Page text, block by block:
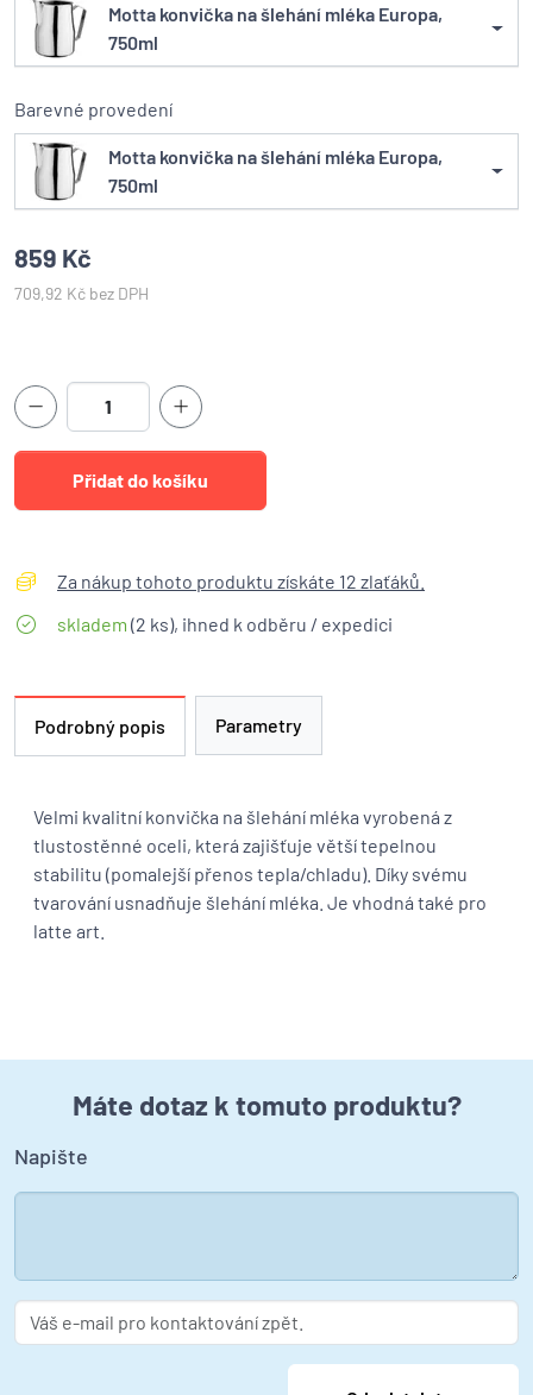
Motta konvička na šlehání mléka Europa,
750ml
Barevné provedení
Motta konvička na šlehání mléka Europa,
750ml
859 Kč
709,92 Kč bez DPH
Za nákup tohoto produktu získáte 12 zlaťáků.
skladem (2 ks), ihned k odběru / expedici
Podrobný popis Parametry
Velmi kvalitní konvička na šlehání mléka vyrobená z
tlustostěnné oceli, která zajišťuje větší tepelnou
stabilitu (pomalejší přenos tepla/chladu). Díky svému
tvarování usnadňuje šlehání mléka. Je vhodná také pro
latte art.
Máte dotaz k tomuto produktu?
Napište